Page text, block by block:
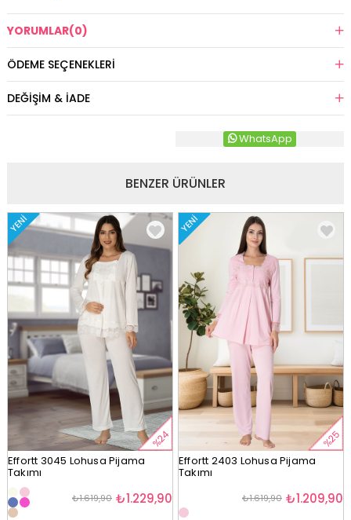
YORUMLAR(0)
ÖDEME SEÇENEKLERI
DEĞIŞIM & İADE
WhatsApp
BENZER ÜRÜNLER
YENI
%24
Effortt 3045 Lohusa Pijama
Takımı
₺1.229,90
₺1.619,90
YENI
%25
Effortt 2403 Lohusa Pijama
Takımı
₺1.209,90
₺1.619,90